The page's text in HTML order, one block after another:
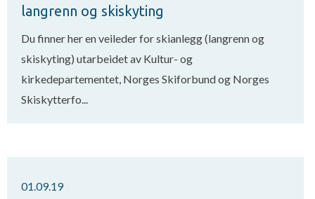
langrenn og skiskyting
Du finner her en veileder for skianlegg (langrenn og
skiskyting) utarbeidet av Kultur- og
kirkedepartementet, Norges Skiforbund og Norges
Skiskytterfo...
01.09.19